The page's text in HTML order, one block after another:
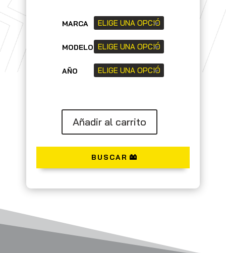
MARCA
MODELO
AÑO
Añadir al carrito
BUSCAR